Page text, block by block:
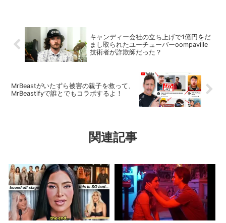
キャンディー会社の立ち上げで1億円をだ
まし取られたユーチューバーoompaville
技術者が詐欺師だった？
MrBeastがいたずら被害の親子を救って、
MrBeastifyで誰とでもコラボするよ！
関連記事